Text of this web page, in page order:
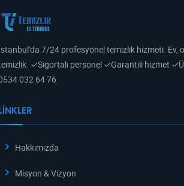
7/24 profesyonel temizlik hizmeti. Ev,
✓Sigortalı personel ✓Garantili hizmet
032 64 76
Hakkımızda
Misyon & Vizyon